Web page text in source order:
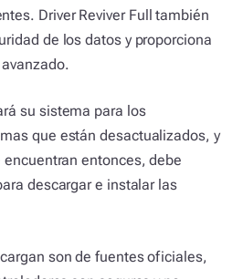
Driver Reviver Full también
de los datos y proporciona
su sistema para los
que están desactualizados, y
entonces, debe
descargar e instalar las
son de fuentes oficiales,